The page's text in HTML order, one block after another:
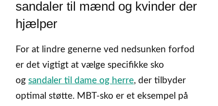
sandaler til mænd og kvinder der
hjælper
For at lindre generne ved nedsunken forfod
er det vigtigt at vælge specifikke sko
og sandaler til dame og herre, der tilbyder
optimal støtte. MBT-sko er et eksempel på